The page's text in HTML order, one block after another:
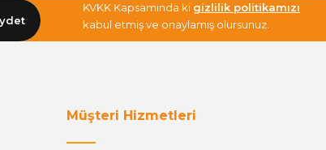
KVKK Kapsamında ki gizlilik politikamızı
kabul etmiş ve onaylamış olursunuz.
Müşteri Hizmetleri